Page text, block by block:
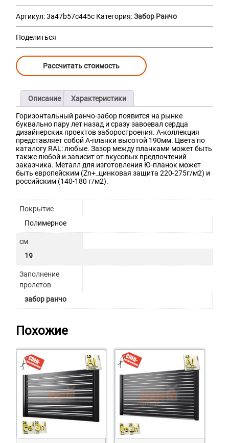
Артикул:3a47b57c445c Категория:Забор Ранчо
Поделиться
Рассчитать стоимость
Описание Характеристики
Горизонтальный ранчо-забор появится на рынке
буквально пару лет назад и сразу завоевал сердца
дизайнерских проектов заборостроения. А-коллекция
представляет собой А-планки высотой 190мм. Цвета по
каталогу RAL: любые. Зазор между планками может быть
также любой и зависит от вкусовых предпочтений
заказчика. Металл для изготовления Ю-планок может
быть европейским (Zn+_цинковая защита 220-275г/м2) и
российским (140-180 г/м2).
Покрытие
Полимерное
см
19
Заполнение
пролетов
забор ранчо
Похожие